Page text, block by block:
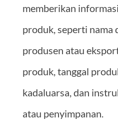
memberikan
produk, seperti nama
produsen atau
produk, tanggal
kadaluarsa, dan
atau penyimpanan.